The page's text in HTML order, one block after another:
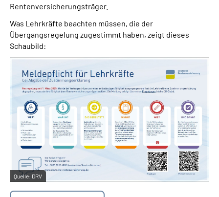
Rentenversicherungsträger.
Was Lehrkräfte beachten müssen, die der
Übergangsregelung zugestimmt haben, zeigt dieses
Schaubild:
Quelle: DRV